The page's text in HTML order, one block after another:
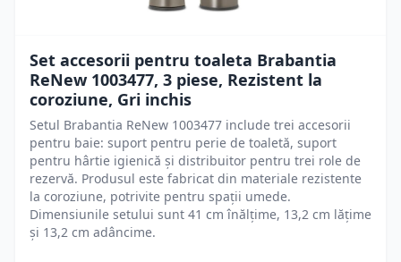
Set accesorii pentru toaleta Brabantia
ReNew 1003477, 3 piese, Rezistent la
coroziune, Gri inchis
Setul Brabantia ReNew 1003477 include trei accesorii
pentru baie: suport pentru perie de toaletă, suport
pentru hârtie igienică și distribuitor pentru trei role de
rezervă. Produsul este fabricat din materiale rezistente
la coroziune, potrivite pentru spații umede.
Dimensiunile setului sunt 41 cm înălțime, 13,2 cm lățime
și 13,2 cm adâncime.